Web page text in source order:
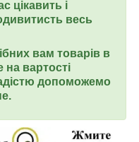
цікавить і
весь
вам товарів в
на вартості
допоможемо